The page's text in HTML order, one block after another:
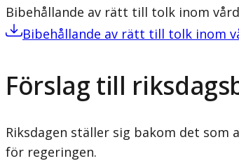
Bibehållande av rätt till tolk inom
Bibehållande av rätt till tolk inom
Förslag till
Riksdagen ställer sig bakom det
för regeringen.